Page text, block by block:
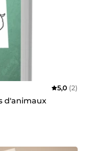
5,0 (2)
d'animaux